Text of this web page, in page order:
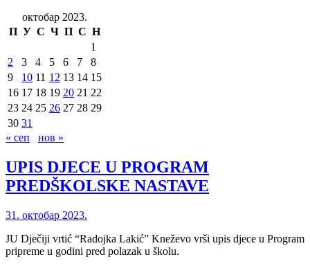
октобар 2023.
П У С Ч П С Н
1
2
3 4 5 6 7
8
9
10 11 12 13 14 15
16 17 18 19 20 21 22
23 24 25 26 27 28 29
30 31
« сеп
нов »
UPIS DJECE U PROGRAM
PREDŠKOLSKE NASTAVE
31. октобар 2023.
JU Dječiji vrtić “Radojka Lakić” Kneževo vrši upis djece u Program
pripreme u godini pred polazak u školu.